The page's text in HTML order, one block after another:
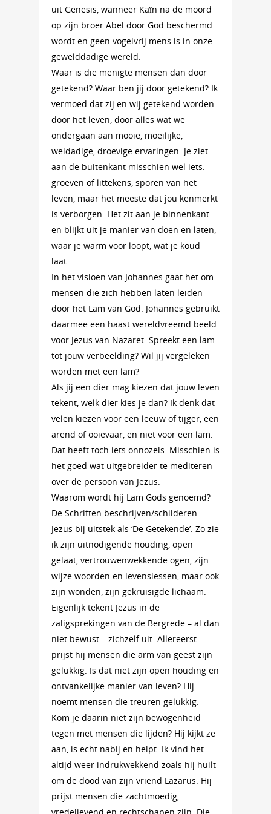
uit Genesis, wanneer Kaïn na de moord
op zijn broer Abel door God beschermd
wordt en geen vogelvrij mens is in onze
gewelddadige wereld.
Waar is die menigte mensen dan door
getekend? Waar ben jij door getekend? Ik
vermoed dat zij en wij getekend worden
door het leven, door alles wat we
ondergaan aan mooie, moeilijke,
weldadige, droevige ervaringen. Je ziet
aan de buitenkant misschien wel iets:
groeven of littekens, sporen van het
leven, maar het meeste dat jou kenmerkt
is verborgen. Het zit aan je binnenkant
en blijkt uit je manier van doen en laten,
waar je warm voor loopt, wat je koud
laat.
In het visioen van Johannes gaat het om
mensen die zich hebben laten leiden
door het Lam van God. Johannes gebruikt
daarmee een haast wereldvreemd beeld
voor Jezus van Nazaret. Spreekt een lam
tot jouw verbeelding? Wil jij vergeleken
worden met een lam?
Als jij een dier mag kiezen dat jouw leven
tekent, welk dier kies je dan? Ik denk dat
velen kiezen voor een leeuw of tijger, een
arend of ooievaar, en niet voor een lam.
Dat heeft toch iets onnozels. Misschien is
het goed wat uitgebreider te mediteren
over de persoon van Jezus.
Waarom wordt hij Lam Gods genoemd?
De Schriften beschrijven/schilderen
Jezus bij uitstek als ‘De Getekende’. Zo zie
ik zijn uitnodigende houding, open
gelaat, vertrouwenwekkende ogen, zijn
wijze woorden en levenslessen, maar ook
zijn wonden, zijn gekruisigde lichaam.
Eigenlijk tekent Jezus in de
zaligsprekingen van de Bergrede – al dan
niet bewust – zichzelf uit: Allereerst
prijst hij mensen die arm van geest zijn
gelukkig. Is dat niet zijn open houding en
ontvankelijke manier van leven? Hij
noemt mensen die treuren gelukkig.
Kom je daarin niet zijn bewogenheid
tegen met mensen die lijden? Hij kijkt ze
aan, is echt nabij en helpt. Ik vind het
altijd weer indrukwekkend zoals hij huilt
om de dood van zijn vriend Lazarus. Hij
prijst mensen die zachtmoedig,